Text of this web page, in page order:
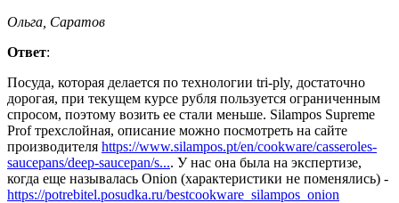
Ольга, Саратов
Ответ:
Посуда, которая делается по технологии tri-ply, достаточно
дорогая, при текущем курсе рубля пользуется ограниченным
спросом, поэтому возить ее стали меньше. Silampos Supreme
Prof трехслойная, описание можно посмотреть на сайте
производителя https://www.silampos.pt/en/cookware/casseroles-
saucepans/deep-saucepan/s.... У нас она была на экспертизе,
когда еще называлась Onion (характеристики не поменялись) -
https://potrebitel.posudka.ru/bestcookware_silampos_onion